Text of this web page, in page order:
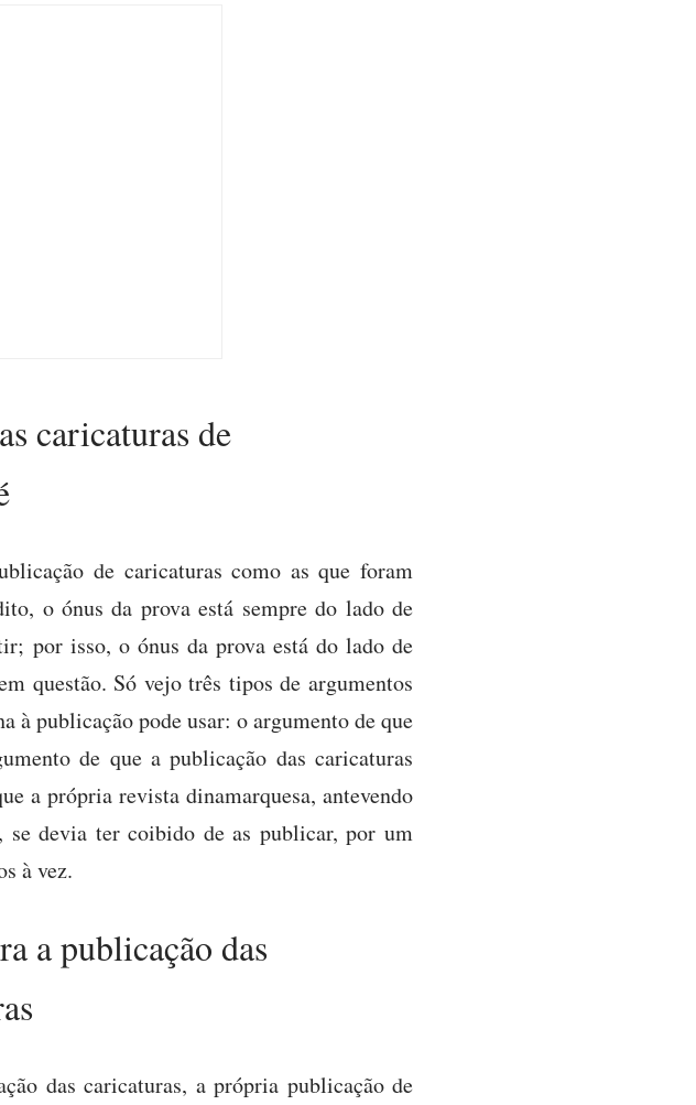
caricaturas de
de caricaturas como as que foram
o ónus da prova está sempre do lado de
por isso, o ónus da prova está do lado de
questão. Só vejo três tipos de argumentos
à publicação pode usar: o argumento de que
de que a publicação das caricaturas
a própria revista dinamarquesa, antevendo
se devia ter coibido de as publicar, por um
à vez.
a publicação das
das caricaturas, a própria publicação de